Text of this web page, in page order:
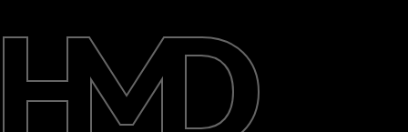
Reparar, reutilizar, reciclar
Sostenibilidad
Asistencia